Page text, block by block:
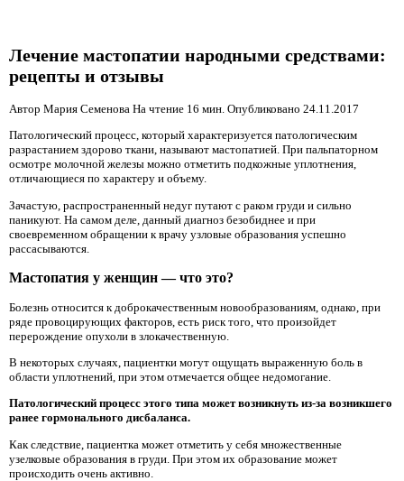
Лечение мастопатии народными средствами:
рецепты и отзывы
Автор Мария Семенова На чтение 16 мин. Опубликовано 24.11.2017
Патологический процесс, который характеризуется патологическим
разрастанием здорово ткани, называют мастопатией. При пальпаторном
осмотре молочной железы можно отметить подкожные уплотнения,
отличающиеся по характеру и объему.
Зачастую, распространенный недуг путают с раком груди и сильно
паникуют. На самом деле, данный диагноз безобиднее и при
своевременном обращении к врачу узловые образования успешно
рассасываются.
Мастопатия у женщин — что это?
Болезнь относится к доброкачественным новообразованиям, однако, при
ряде провоцирующих факторов, есть риск того, что произойдет
перерождение опухоли в злокачественную.
В некоторых случаях, пациентки могут ощущать выраженную боль в
области уплотнений, при этом отмечается общее недомогание.
Патологический процесс этого типа может возникнуть из-за возникшего
ранее гормонального дисбаланса.
Как следствие, пациентка может отметить у себя множественные
узелковые образования в груди. При этом их образование может
происходить очень активно.